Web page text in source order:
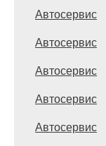
Автосервис
Автосервис
Автосервис
Автосервис
Автосервис